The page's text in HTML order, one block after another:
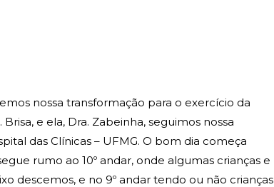
nossa transformação para o exercício da
e ela, Dra. Zabeinha, seguimos nossa
das Clínicas – UFMG. O bom dia começa
rumo ao 10º andar, onde algumas crianças e
descemos, e no 9º andar tendo ou não crianças